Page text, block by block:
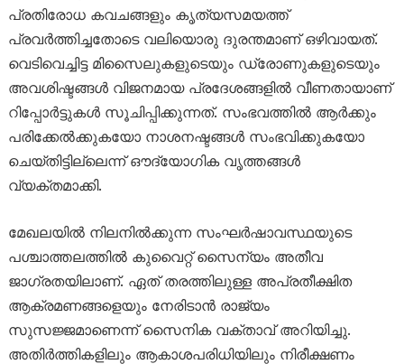
പ്രതിരോധ കവചങ്ങളും കൃത്യസമയത്ത്
പ്രവർത്തിച്ചതോടെ വലിയൊരു ദുരന്തമാണ് ഒഴിവായത്.
വെടിവെച്ചിട്ട മിസൈലുകളുടെയും ഡ്രോണുകളുടെയും
അവശിഷ്ടങ്ങൾ വിജനമായ പ്രദേശങ്ങളിൽ വീണതായാണ്
റിപ്പോർട്ടുകൾ സൂചിപ്പിക്കുന്നത്. സംഭവത്തിൽ ആർക്കും
പരിക്കേൽക്കുകയോ നാശനഷ്ടങ്ങൾ സംഭവിക്കുകയോ
ചെയ്തിട്ടില്ലെന്ന് ഔദ്യോഗിക വൃത്തങ്ങൾ
വ്യക്തമാക്കി.
മേഖലയിൽ നിലനിൽക്കുന്ന സംഘർഷാവസ്ഥയുടെ
പശ്ചാത്തലത്തിൽ കുവൈറ്റ് സൈന്യം അതീവ
ജാഗ്രതയിലാണ്. ഏത് തരത്തിലുള്ള അപ്രതീക്ഷിത
ആക്രമണങ്ങളെയും നേരിടാൻ രാജ്യം
സുസജ്ജമാണെന്ന് സൈനിക വക്താവ് അറിയിച്ചു.
അതിർത്തികളിലും ആകാശപരിധിയിലും നിരീക്ഷണം